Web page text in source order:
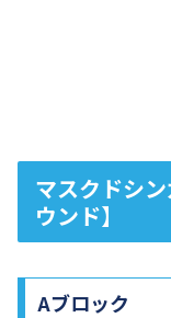
マスクドシ
ウンド】
Aブロック